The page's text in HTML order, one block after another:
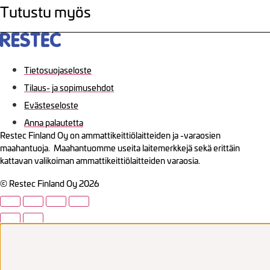
Tutustu myös
Tietosuojaseloste
Tilaus- ja sopimusehdot
Evästeseloste
Anna palautetta
Restec Finland Oy on ammattikeittiölaitteiden ja -varaosien
maahantuoja. Maahantuomme useita laitemerkkejä sekä erittäin
kattavan valikoiman ammattikeittiölaitteiden varaosia.
© Restec Finland Oy 2026